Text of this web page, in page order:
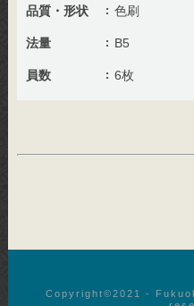
品質・形状 色刷
法量 B5
員数 6枚
Copyright©︎2021 -